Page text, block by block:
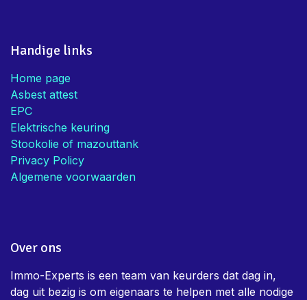
Handige links
Home page
Asbest attest
EPC
Elektrische keuring
Stookolie of mazouttank
Privacy Policy
Algemene voorwaarden
Over ons
Immo-Experts is een team van keurders dat dag in,
dag uit bezig is om eigenaars te helpen met alle nodige